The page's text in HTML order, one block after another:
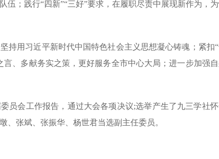
伍；践行“四新”“三好”要求，在履职尽责中展现新作为，
持用习近平新时代中国特色社会主义思想凝心铸魂；紧扣
、多献务实之策，更好服务全市中心大局；进一步加强
员会工作报告，通过大会各项决议;选举产生了九三学社
、张斌、张振华、杨世君当选副主任委员。